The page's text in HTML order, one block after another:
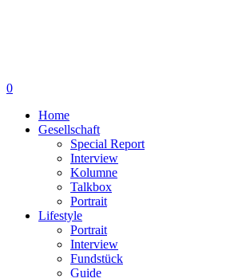
0
Home
Gesellschaft
Special Report
Interview
Kolumne
Talkbox
Portrait
Lifestyle
Portrait
Interview
Fundstück
Guide